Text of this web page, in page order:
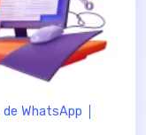
de WhatsApp